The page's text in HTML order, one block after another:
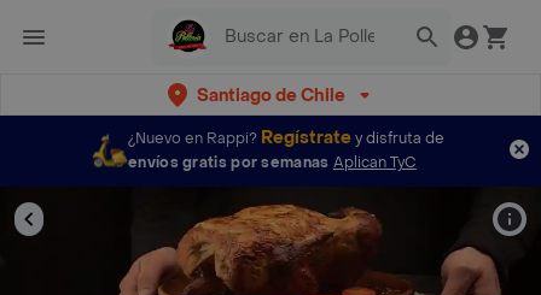
Santiago de Chile
¿Nuevo en Rappi? Regístratey disfruta de
envíos gratis por semanas Aplican TyC